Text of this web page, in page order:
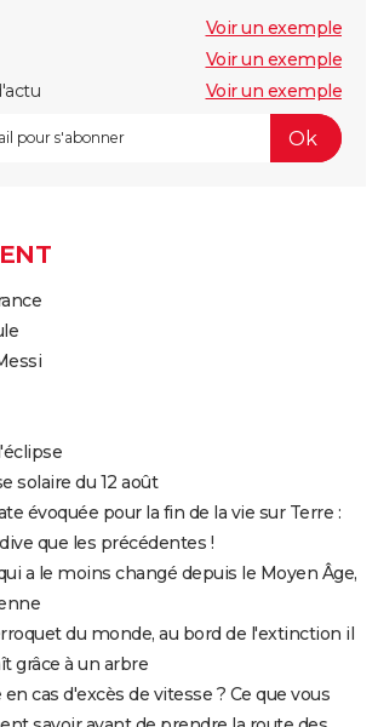
Voir un exemple
Voir un exemple
Voir un exemple
solaire du 12 août
évoquée pour la fin de la vie sur Terre :
que les précédentes !
a le moins changé depuis le Moyen Âge,
du monde, au bord de l'extinction il
grâce à un arbre
cas d'excès de vitesse ? Ce que vous